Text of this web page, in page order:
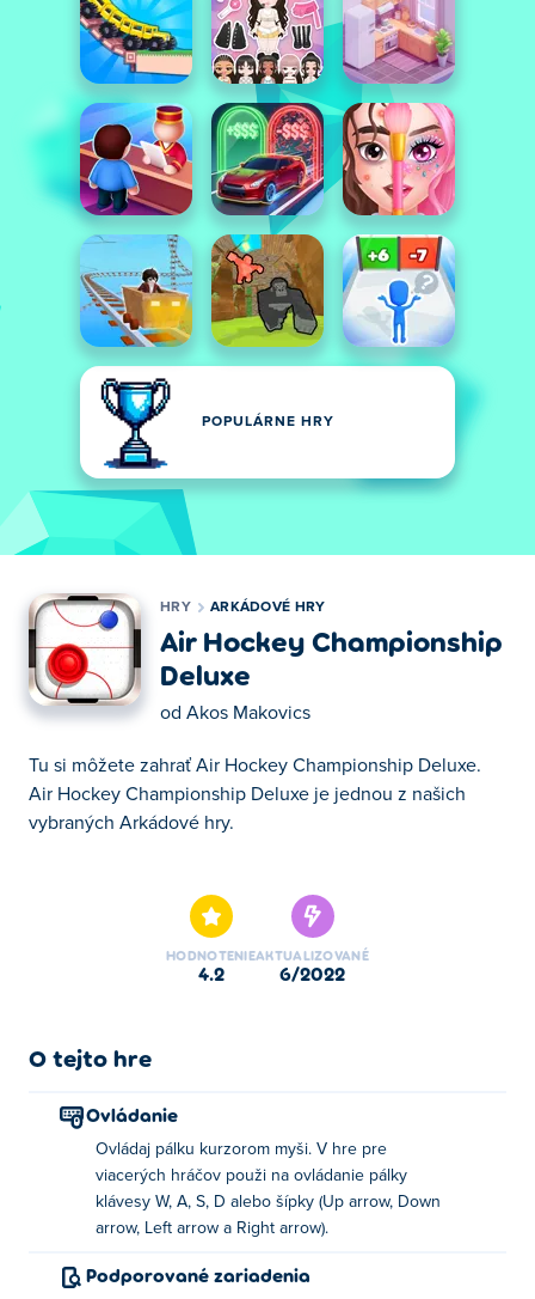
POPULÁRNE HRY
HRY ARKÁDOVÉ HRY
Air Hockey Championship
Deluxe
od Akos Makovics
Tu si môžete zahrať Air Hockey Championship Deluxe.
Air Hockey Championship Deluxe je jednou z našich
vybraných Arkádové hry.
vybraných Arkádové hry.
HODNOTENIE
4.2
AKTUALIZOVANÉ
6/2022
O tejto hre
Ovládanie
Ovládaj pálku kurzorom myši. V hre pre
viacerých hráčov použi na ovládanie pálky
klávesy W, A, S, D alebo šípky (Up arrow, Down
arrow, Left arrow a Right arrow).
Podporované zariadenia